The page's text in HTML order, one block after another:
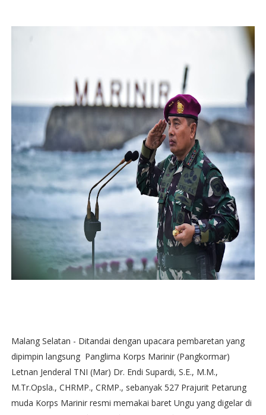
Malang Selatan - Ditandai dengan upacara pembaretan yang
dipimpin langsung Panglima Korps Marinir (Pangkormar)
Letnan Jenderal TNI (Mar) Dr. Endi Supardi, S.E., M.M.,
M.Tr.Opsla., CHRMP., CRMP., sebanyak 527 Prajurit Petarung
muda Korps Marinir resmi memakai baret Ungu yang digelar di